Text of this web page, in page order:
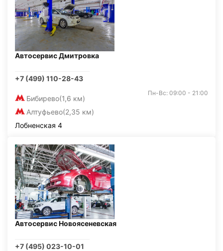
Автосервис Дмитровка
+7 (499) 110-28-43
Бибирево(1,6 км)
Алтуфьево(2,35 км)
Пн-Вс: 09:00 - 21:00
Лобненская 4
Автосервис Новоясеневская
+7 (495) 023-10-01